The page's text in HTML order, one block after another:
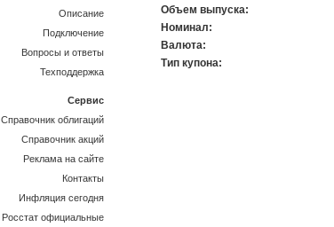
Объем выпуска:
Номинал:
Валюта:
Тип купона:
Описание
Подключение
Вопросы и ответы
Техподдержка
Сервис
Справочник облигаций
Справочник акций
Реклама на сайте
Контакты
Инфляция сегодня
Росстат официальные